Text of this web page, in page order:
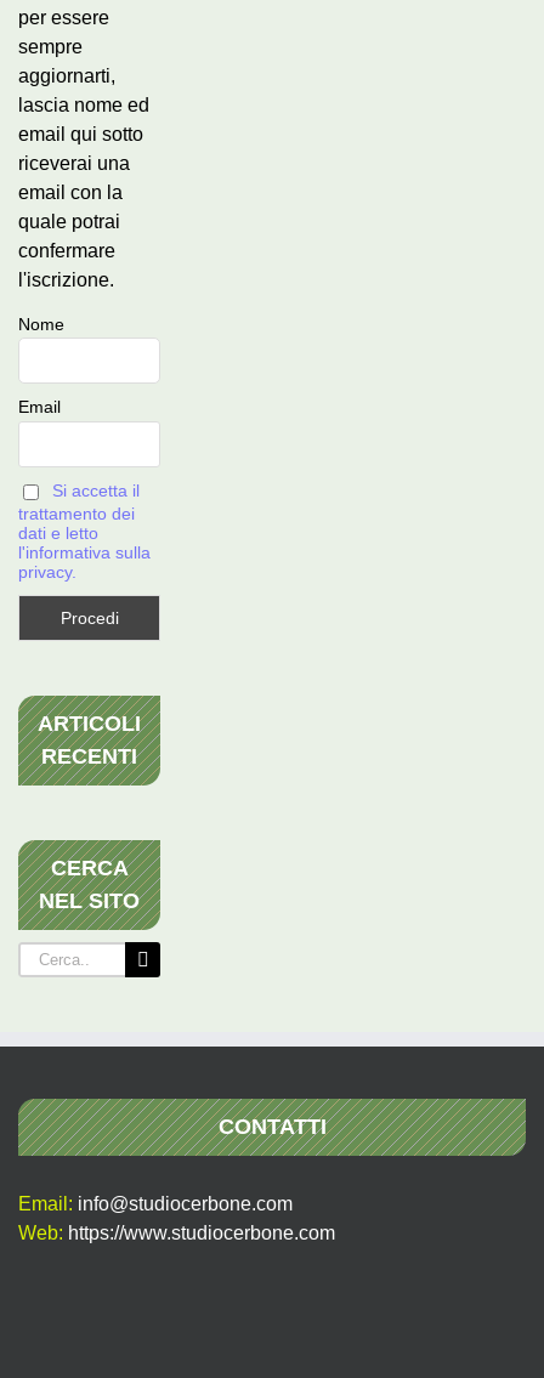
per essere
sempre
aggiornarti,
lascia nome ed
email qui sotto
riceverai una
email con la
quale potrai
confermare
l'iscrizione.
Nome
Email
Si accetta il
trattamento dei
dati e letto
l'informativa sulla
privacy.
ARTICOLI
RECENTI
CERCA
NEL SITO
Cerca
per:
CONTATTI
Email: info@studiocerbone.com
Web: https://www.studiocerbone.com